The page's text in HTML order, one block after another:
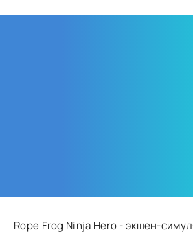
Rope Frog Ninja Hero - экшен-